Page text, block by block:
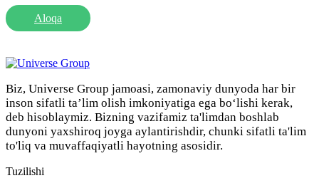
Aloqa
Biz, Universe Group jamoasi, zamonaviy dunyoda har bir
inson sifatli ta’lim olish imkoniyatiga ega bo‘lishi kerak,
deb hisoblaymiz. Bizning vazifamiz ta'limdan boshlab
dunyoni yaxshiroq joyga aylantirishdir, chunki sifatli ta'lim
to'liq va muvaffaqiyatli hayotning asosidir.
Tuzilishi